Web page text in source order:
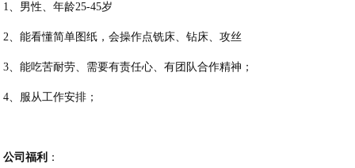
1、男性、年龄25-45岁
2、能看懂简单图纸，会操作点铣床、钻床、攻丝
3、能吃苦耐劳、需要有责任心、有团队合作精神；
4、服从工作安排；
公司福利 ：